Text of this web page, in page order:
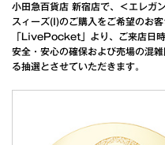
小田急百貨店 新宿店で、＜エレガ
スィーズ(I)のご購入をご希望のお
「LivePocket」より、ご来店日時
安全・安心の確保および売場の混
る抽選とさせていただきます。